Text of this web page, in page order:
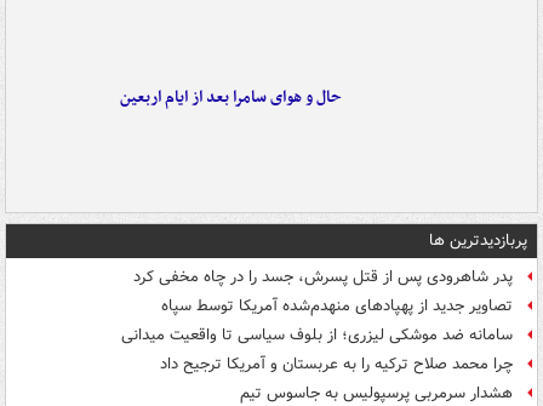
حال و هوای سامرا بعد از ایام اربعین
پربازدیدترین ها
پدر شاهرودی پس از قتل پسرش، جسد را در چاه مخفی کرد
تصاویر جدید از پهپادهای منهدم‌شده آمریکا توسط سپاه
سامانه ضد موشکی لیزری؛ از بلوف سیاسی تا واقعیت میدانی
چرا محمد صلاح ترکیه را به عربستان و آمریکا ترجیح داد
هشدار سرمربی پرسپولیس به جاسوس تیم